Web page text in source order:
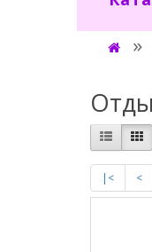
|< <